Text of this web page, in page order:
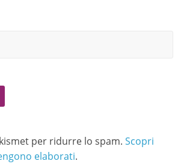
per ridurre lo spam.Scopri
elaborati.